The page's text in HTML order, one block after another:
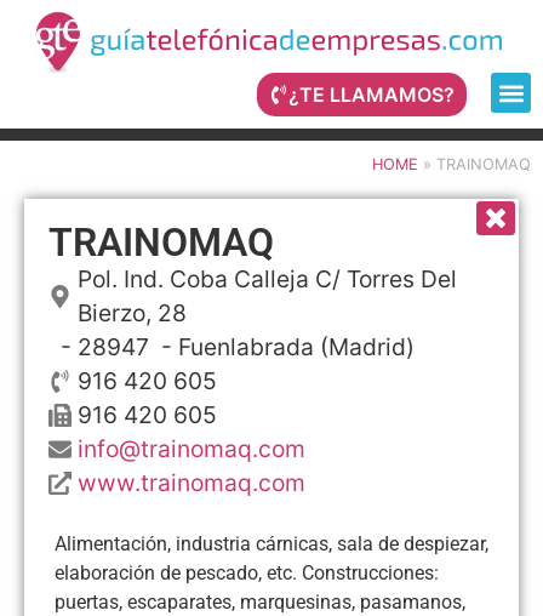
¿TE LLAMAMOS?
HOME » TRAINOMAQ
TRAINOMAQ
Pol. Ind. Coba Calleja C/ Torres Del
Bierzo, 28
- 28947 - Fuenlabrada (Madrid)
916 420 605
916 420 605
info@trainomaq.com
www.trainomaq.com
Alimentación, industria cárnicas, sala de despiezar,
elaboración de pescado, etc. Construcciones:
puertas, escaparates, marquesinas, pasamanos,